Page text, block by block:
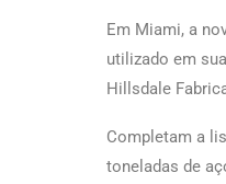
Em Miami, a
utilizado em
Hillsdale
Completam a
toneladas de